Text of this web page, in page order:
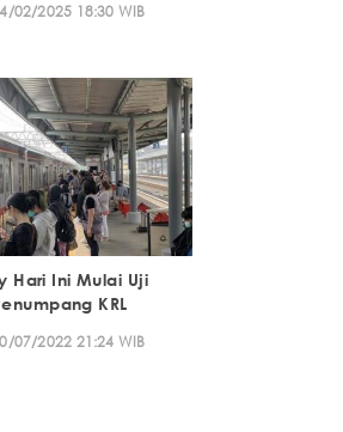
02/2025 18:30 WIB
Hari Ini Mulai Uji
KRL
07/2022 21:24 WIB